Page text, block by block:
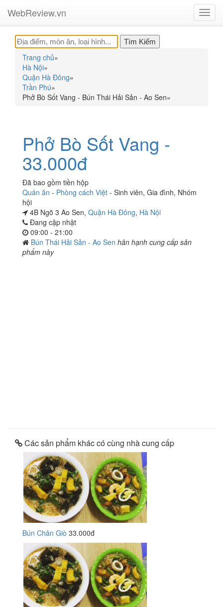
WebReview.vn
Trang chủ»
Hà Nội»
Quận Hà Đông»
Trần Phú»
Phở Bò Sốt Vang - Bún Thái Hải Sản - Ao Sen»
Phở Bò Sốt Vang -
33.000đ
Đã bao gồm tiền hộp
Quán ăn - Phòng cách Việt - Sinh viên, Gia đình, Nhóm
hội
4B Ngõ 3 Ao Sen, Quận Hà Đông, Hà Nội
Đang cập nhật
09:00 - 21:00
Bún Thái Hải Sản - Ao Sen hân hạnh cung cấp sản
phẩm này
Các sản phẩm khác có cùng nhà cung cấp
Bún Chân Giò 33.000đ